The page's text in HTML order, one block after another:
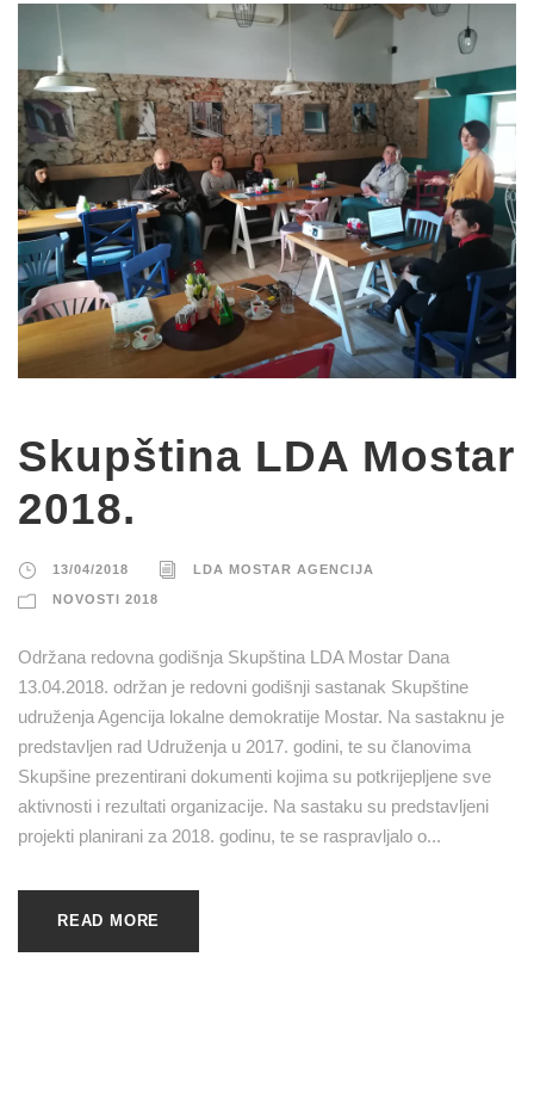
Skupština LDA Mostar
2018.
13/04/2018 LDA MOSTAR AGENCIJA
NOVOSTI 2018
Održana redovna godišnja Skupština LDA Mostar Dana
13.04.2018. održan je redovni godišnji sastanak Skupštine
udruženja Agencija lokalne demokratije Mostar. Na sastaknu je
predstavljen rad Udruženja u 2017. godini, te su članovima
Skupšine prezentirani dokumenti kojima su potkrijepljene sve
aktivnosti i rezultati organizacije. Na sastaku su predstavljeni
projekti planirani za 2018. godinu, te se raspravljalo o...
READ MORE